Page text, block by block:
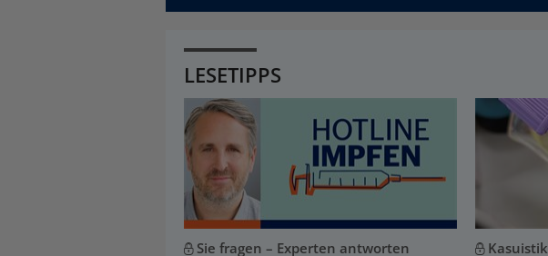
LESETIPPS
Sie fragen – Experten antworten Kasuistik